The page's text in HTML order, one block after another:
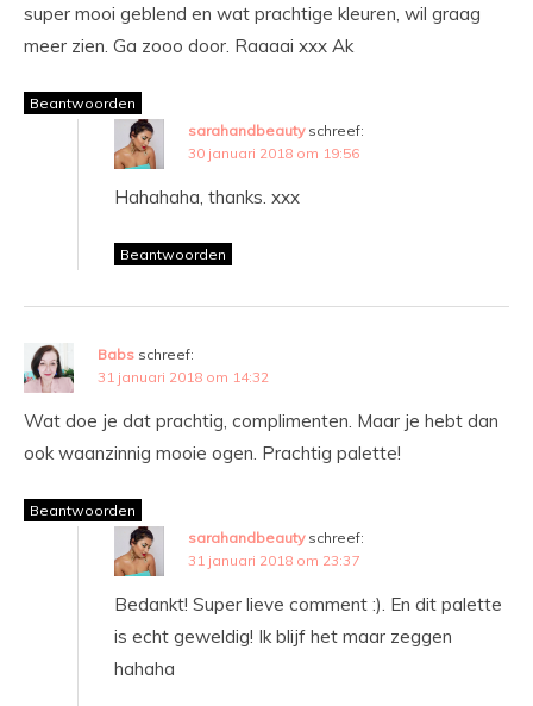
super mooi geblend en wat prachtige kleuren, wil graag
meer zien. Ga zooo door. Raaaai xxx Ak
Beantwoorden
sarahandbeauty schreef:
30 januari 2018 om 19:56
Hahahaha, thanks. xxx
Beantwoorden
Babs schreef:
31 januari 2018 om 14:32
Wat doe je dat prachtig, complimenten. Maar je hebt dan
ook waanzinnig mooie ogen. Prachtig palette!
Beantwoorden
sarahandbeauty schreef:
31 januari 2018 om 23:37
Bedankt! Super lieve comment :). En dit palette
is echt geweldig! Ik blijf het maar zeggen
hahaha